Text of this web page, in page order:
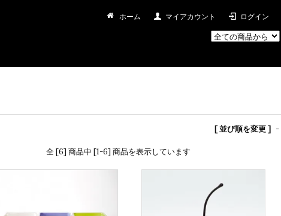
ホーム マイアカウント ログイン
[ 並び順を変更 ] -
全 [6] 商品中 [1-6] 商品を表示しています